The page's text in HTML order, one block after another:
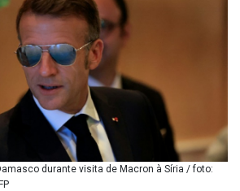
BOB 13.934392
BRL 5.903903
BSD 1.152055
BTN 109.639899
BWP 15.581348
BYN 3.410947
BYR 22585.863139
BZD 2.316988
CAD 1.614976
CDF 2604.28847
durante visita de Macron à Síria / foto: